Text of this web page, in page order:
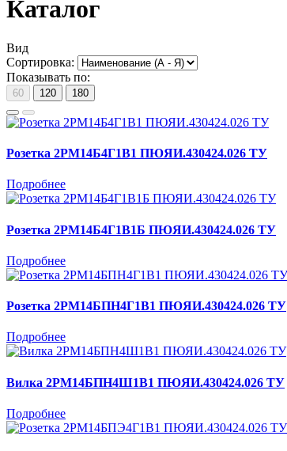
Каталог
Вид
Сортировка:
Показывать по:
60 120 180
Розетка 2РМ14Б4Г1В1 ПЮЯИ.430424.026 ТУ
Подробнее
Розетка 2РМ14Б4Г1В1Б ПЮЯИ.430424.026 ТУ
Подробнее
Розетка 2РМ14БПН4Г1В1 ПЮЯИ.430424.026 ТУ
Подробнее
Вилка 2РМ14БПН4Ш1В1 ПЮЯИ.430424.026 ТУ
Подробнее